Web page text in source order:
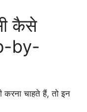
कैसे
by-
करना चाहते हैं, तो इन